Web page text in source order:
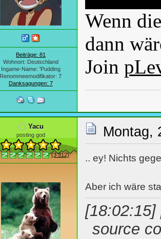
Beiträge: 81
Wohnort: Deutschland
Ingame-Name: 'Pudding
Renommeemodifikator: 7
Danksagungen: 7
Wenn
dann
Join
Yacu
posting god
(3 312)
Montag,
.. ey! Nichts
Aber ich wäre
source